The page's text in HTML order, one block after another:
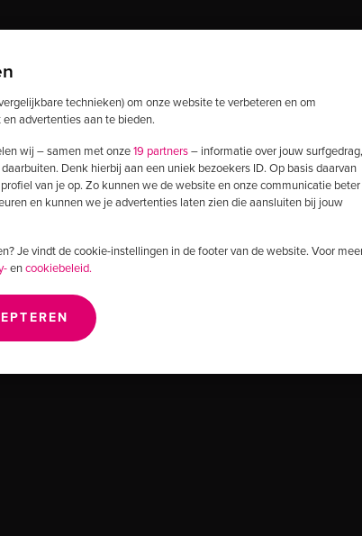
technieken) om onze website te verbeteren en om
advertenties aan te bieden.
wij – samen met onze19 partners– informatie over jouw surfgedrag,
Denk hierbij aan een uniek bezoekers ID. Op basis daarvan
van je op. Zo kunnen we de website en onze communicatie beter
en kunnen we je advertenties laten zien die aansluiten bij jouw
Je vindt de cookie-instellingen in de footer van de website. Voor
encookiebeleid.